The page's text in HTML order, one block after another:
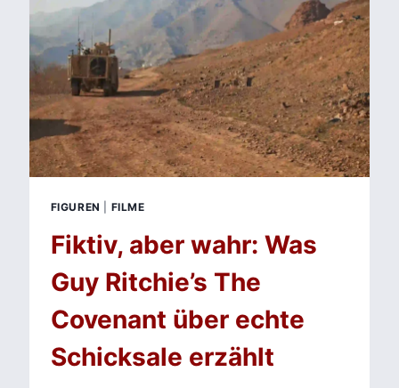
UND
ISOLDE
ZU
LIEBE
HAT
ZWEI
GESICHTER/THE
MIRROR
HAS
TWO
FIGUREN FILME
Fiktiv, aber wahr: Was
Guy Ritchie’s The
Covenant über echte
Schicksale erzählt